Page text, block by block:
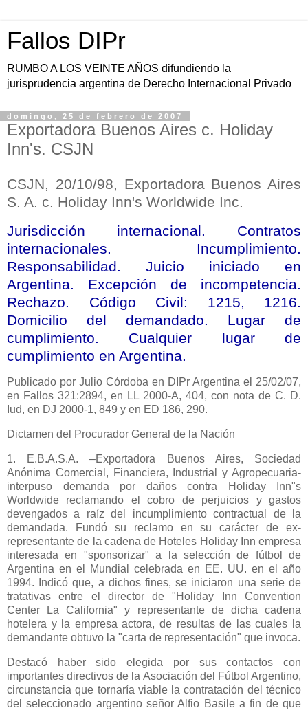
Fallos DIPr
RUMBO A LOS VEINTE AÑOS difundiendo la
jurisprudencia argentina de Derecho Internacional Privado
domingo, 25 de febrero de 2007
Exportadora Buenos Aires c. Holiday
Inn's. CSJN
CSJN, 20/10/98, Exportadora Buenos Aires
S. A. c. Holiday Inn's Worldwide Inc.
Jurisdicción internacional. Contratos
internacionales. Incumplimiento.
Responsabilidad. Juicio iniciado en
Argentina. Excepción de incompetencia.
Rechazo. Código Civil: 1215, 1216.
Domicilio del demandado. Lugar de
cumplimiento. Cualquier lugar de
cumplimiento en Argentina.
Publicado por Julio Córdoba en DIPr Argentina el 25/02/07,
en Fallos 321:2894, en LL 2000-A, 404, con nota de C. D.
Iud, en DJ 2000-1, 849 y en ED 186, 290.
Dictamen del Procurador General de la Nación
1. E.B.A.S.A. –Exportadora Buenos Aires, Sociedad
Anónima Comercial, Financiera, Industrial y Agropecuaria-
interpuso demanda por daños contra Holiday Inn"s
Worldwide reclamando el cobro de perjuicios y gastos
devengados a raíz del incumplimiento contractual de la
demandada. Fundó su reclamo en su carácter de ex-
representante de la cadena de Hoteles Holiday Inn empresa
interesada en "sponsorizar" a la selección de fútbol de
Argentina en el Mundial celebrada en EE. UU. en el año
1994. Indicó que, a dichos fines, se iniciaron una serie de
tratativas entre el director de "Holiday Inn Convention
Center
La California" y representante de dicha cadena
hotelera y la empresa actora, de resultas de las cuales la
demandante obtuvo la "carta de representación" que invoca.
Destacó haber sido elegida por sus contactos con
importantes directivos de la Asociación del Fútbol Argentino,
circunstancia que tornaría viable la contratación del técnico
del seleccionado argentino señor Alfio Basile a fin de que